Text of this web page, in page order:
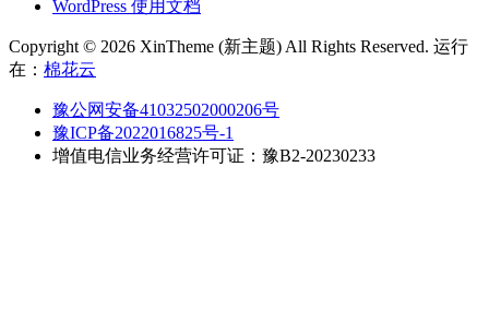
WordPress 使用文档
Copyright © 2026 XinTheme (新主题) All Rights Reserved. 运行
在： 棉花云
豫公网安备41032502000206号
豫ICP备2022016825号-1
增值电信业务经营许可证：豫B2-20230233